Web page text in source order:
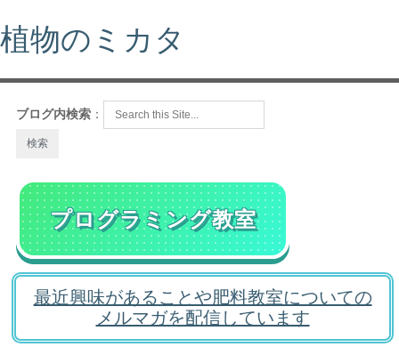
植物のミカタ
ブログ内検索 ：
プログラミング教室
最近興味があることや肥料教室についての
メルマガを配信しています